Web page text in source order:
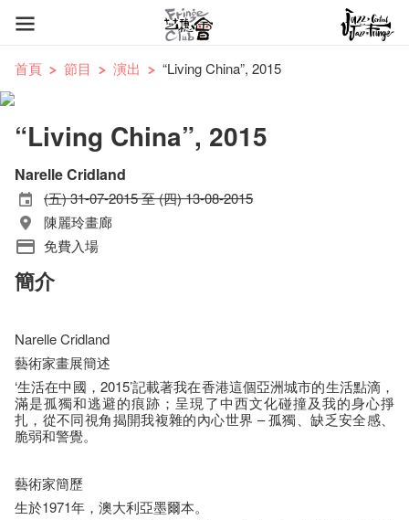
首頁 節目 演出 “Living China”, 2015
“Living China”, 2015
Narelle Cridland
(五) 31-07-2015 至 (四) 13-08-2015
陳麗玲畫廊
免費入場
簡介
Narelle Cridland
藝術家畫展簡述
‘生活在中國，2015’記載著我在香港這個亞洲城市的生活點滴，
滿是孤獨和逃避的痕跡；呈現了中西文化碰撞及我的身心掙
扎，從不同視角揭開我複雜的內心世界 – 孤獨、缺乏安全感、
脆弱和警覺。
藝術家簡歷
生於1971年，澳大利亞墨爾本。